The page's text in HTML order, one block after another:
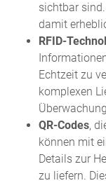
sichtbar
damit
RFID-
Echtzeit zu
komplexen
QR-Codes,
können mit
Details zur
zu liefern.